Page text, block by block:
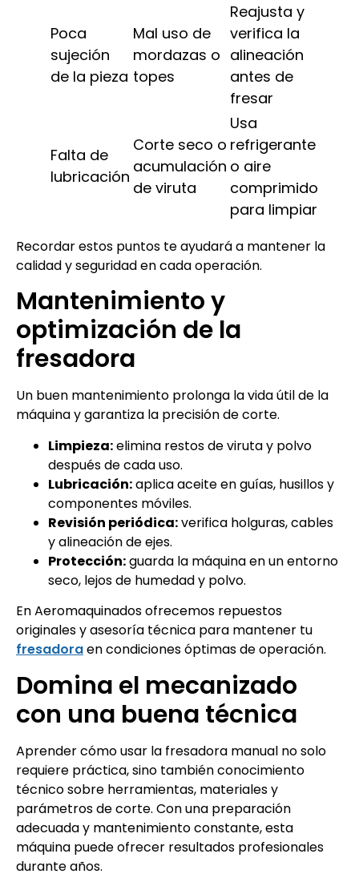
Poca
sujeción
de la pieza
Mal uso de
mordazas o
topes
Reajusta y
verifica la
alineación
antes de
fresar
Falta de
lubricación
Corte seco o
acumulación
de viruta
Usa
refrigerante
o aire
comprimido
para limpiar
Recordar estos puntos te ayudará a mantener la
calidad y seguridad en cada operación.
Mantenimiento y
optimización de la
fresadora
Un buen mantenimiento prolonga la vida útil de la
máquina y garantiza la precisión de corte.
Limpieza:elimina restos de viruta y polvo
después de cada uso.
Lubricación:aplica aceite en guías, husillos y
componentes móviles.
Revisión periódica:verifica holguras, cables
y alineación de ejes.
Protección:guarda la máquina en un entorno
seco, lejos de humedad y polvo.
En Aeromaquinados ofrecemos repuestos
originales y asesoría técnica para mantener tu
fresadoraen condiciones óptimas de operación.
Domina el mecanizado
con una buena técnica
Aprender cómo usar la fresadora manual no solo
requiere práctica, sino también conocimiento
técnico sobre herramientas, materiales y
parámetros de corte. Con una preparación
adecuada y mantenimiento constante, esta
máquina puede ofrecer resultados profesionales
durante años.